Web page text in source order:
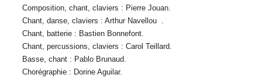
Composition, chant, claviers : Pierre Jouan.
Chant, danse, claviers : Arthur Navellou .
Chant, batterie : Bastien Bonnefont.
Chant, percussions, claviers : Carol Teillard.
Basse, chant : Pablo Brunaud.
Chorégraphie : Dorine Aguilar.